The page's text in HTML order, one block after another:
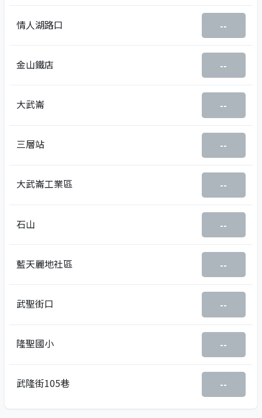
情人湖路口 --
金山鐵店 --
大武崙 --
三層站 --
大武崙工業區 --
石山 --
藍天麗地社區 --
武聖街口 --
隆聖國小 --
武隆街105巷 --